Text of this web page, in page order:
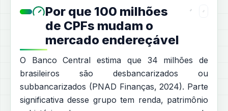
Por que 100 milhões
de CPFs mudam o
mercado endereçável
O Banco Central estima que 34 milhões de
brasileiros são desbancarizados ou
subbancarizados (PNAD Finanças, 2024). Parte
significativa desse grupo tem renda, patrimônio